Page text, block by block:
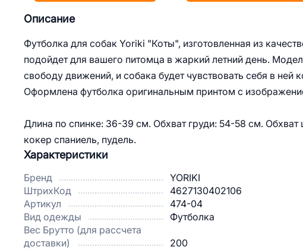
Описание
Футболка для собак Yoriki "Коты", изготовленная из
подойдет для вашего питомца в жаркий летний день.
свободу движений, и собака будет чувствовать себя в ней
Оформлена футболка оригинальным принтом с
Длина по спинке: 36-39 см. Обхват груди: 54-58 см.
кокер спаниель, пудель.
Характеристики
Бренд
YORIKI
ШтрихКод
4627130402106
Артикул
474-04
Вид одежды
Футболка
Вес Брутто (для рассчета
доставки)
200